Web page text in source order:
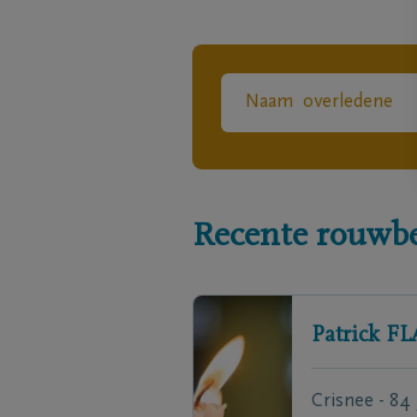
Recente
Patrick
Crisnee - 84